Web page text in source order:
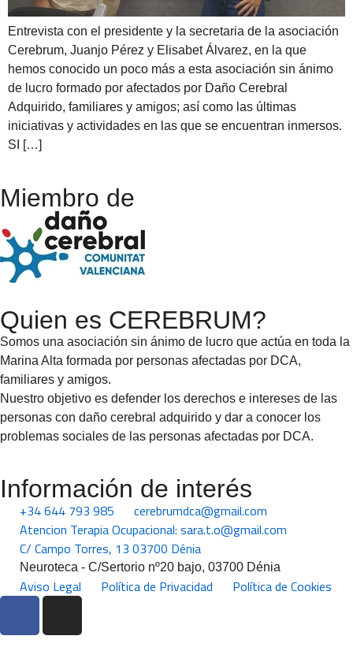
Entrevista con el presidente y la secretaria de la asociación
Cerebrum, Juanjo Pérez y Elisabet Álvarez, en la que
hemos conocido un poco más a esta asociación sin ánimo
de lucro formado por afectados por Daño Cerebral
Adquirido, familiares y amigos; así como las últimas
iniciativas y actividades en las que se encuentran inmersos.
SI […]
Miembro de
Quien es CEREBRUM?
Somos una asociación sin ánimo de lucro que actúa en toda la
Marina Alta formada por personas afectadas por DCA,
familiares y amigos.
Nuestro objetivo es defender los derechos e intereses de las
personas con daño cerebral adquirido y dar a conocer los
problemas sociales de las personas afectadas por DCA.
Información de interés
+34 644 793 985
cerebrumdca@gmail.com
Atencion Terapia Ocupacional: sara.t.o@gmail.com
C/ Campo Torres, 13 03700 Dénia
Neuroteca - C/Sertorio nº20 bajo, 03700 Dénia
Aviso Legal Política de Privacidad Política de Cookies